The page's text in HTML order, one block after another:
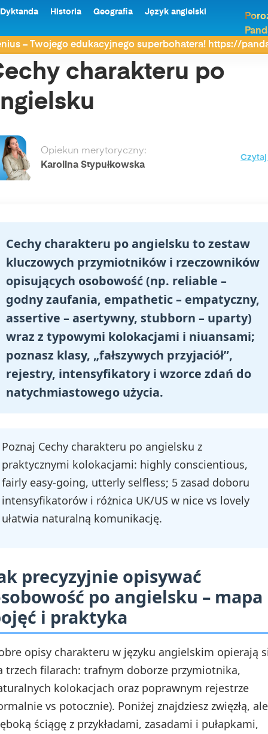
Dyktanda Historia Geografia Język angielski
– Twojego edukacyjnego superbohatera! https://
charakteru po
Opiekun merytoryczny:
Karolina Stypułkowska
Cechy charakteru po angielsku to zestaw
kluczowych przymiotników i rzeczowników
opisujących osobowość (np. reliable –
godny zaufania, empathetic – empatyczny,
assertive – asertywny, stubborn – uparty)
wraz z typowymi kolokacjami i niuansami;
poznasz klasy, „fałszywych przyjaciół”,
rejestry, intensyfikatory i wzorce zdań do
natychmiastowego użycia.
Poznaj Cechy charakteru po angielsku z
praktycznymi kolokacjami: highly conscientious,
fairly easy-going, utterly selfless; 5 zasad doboru
intensyfikatorów i różnica UK/US w nice vs lovely
ułatwia naturalną komunikację.
precyzyjnie opisywać
po angielsku – mapa
i praktyka
opisy charakteru w języku angielskim opierają
trzech filarach: trafnym doborze przymiotnika,
kolokacjach oraz poprawnym rejestrze
vs potocznie). Poniżej znajdziesz zwięzłą, ale
ściągę z przykładami, zasadami i pułapkami,